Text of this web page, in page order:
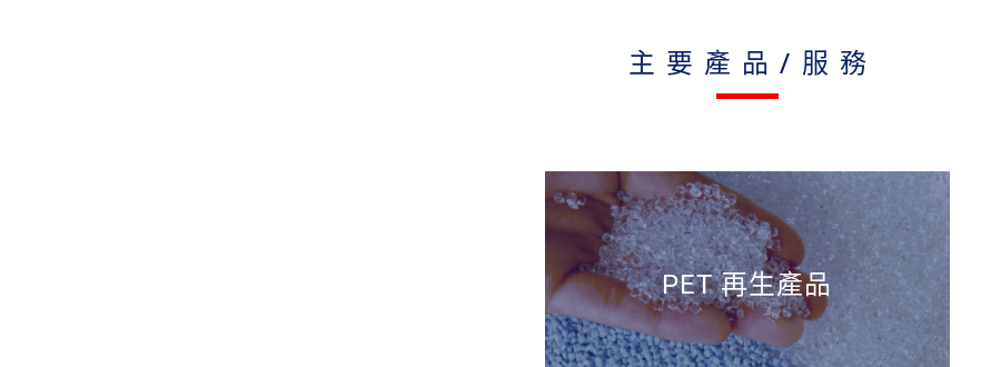
主要產品/服務
PET 再生產品